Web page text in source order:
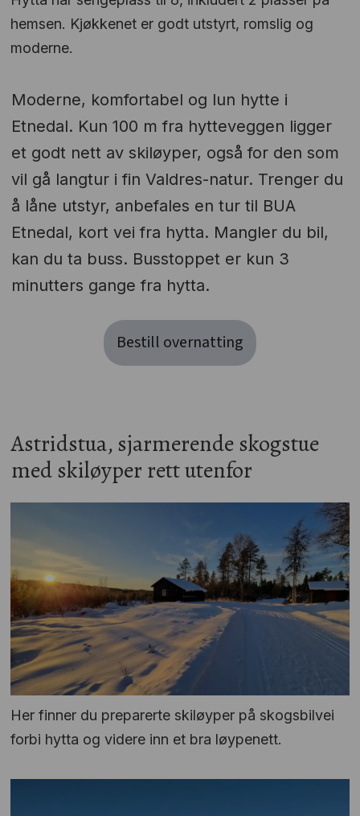
hemsen. Kjøkkenet er godt utstyrt, romslig og
moderne.
Moderne, komfortabel og lun hytte i
Etnedal. Kun 100 m fra hytteveggen ligger
et godt nett av skiløyper, også for den som
vil gå langtur i fin Valdres-natur. Trenger du
å låne utstyr, anbefales en tur til BUA
Etnedal, kort vei fra hytta. Mangler du bil,
kan du ta buss. Busstoppet er kun 3
minutters gange fra hytta.
Bestill overnatting
Astridstua, sjarmerende skogstue
med skiløyper rett utenfor
Her finner du preparerte skiløyper på skogsbilvei
forbi hytta og videre inn et bra løypenett.